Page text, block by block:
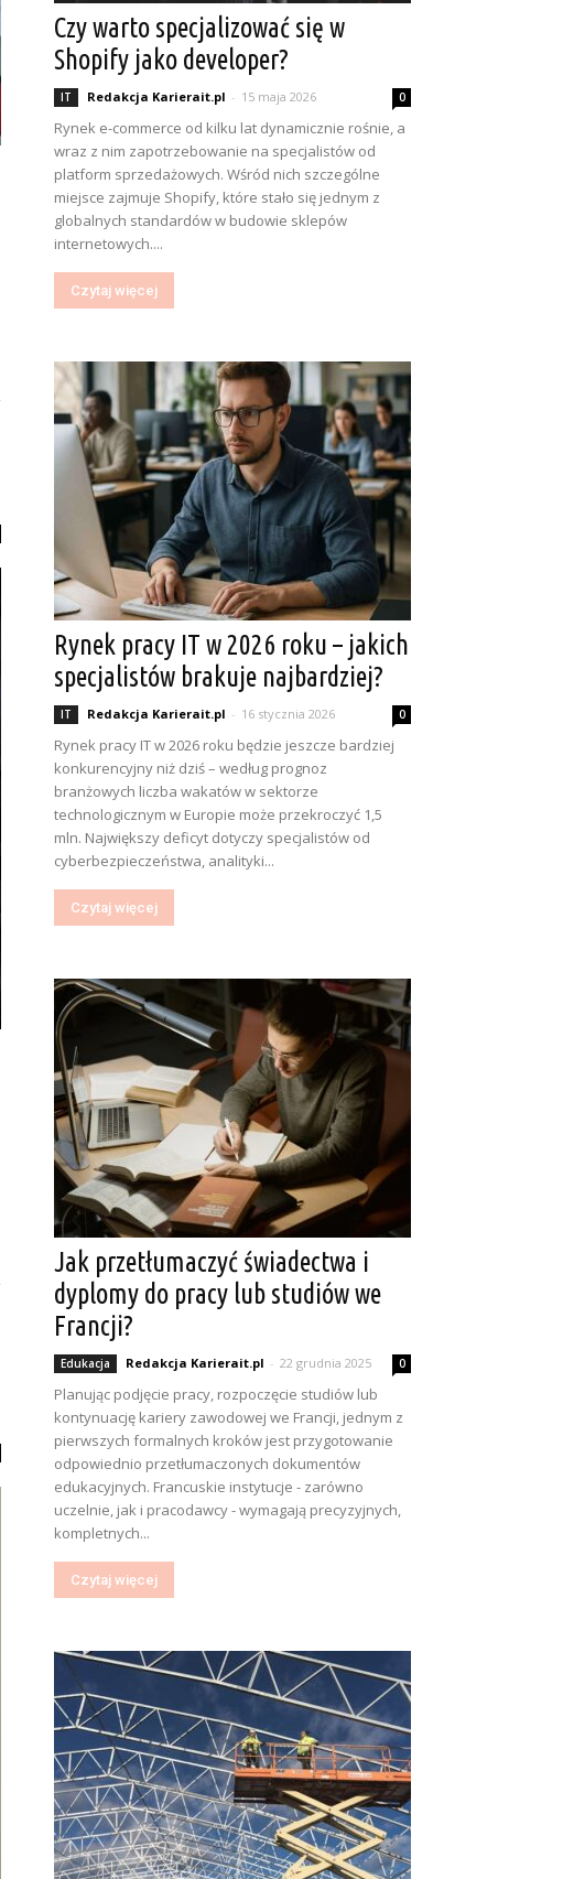
Czy warto specjalizować się w
Shopify jako developer?
IT Redakcja Karierait.pl - 15 maja 2026 0
Rynek e-commerce od kilku lat dynamicznie rośnie, a
wraz z nim zapotrzebowanie na specjalistów od
platform sprzedażowych. Wśród nich szczególne
miejsce zajmuje Shopify, które stało się jednym z
globalnych standardów w budowie sklepów
internetowych....
Czytaj więcej
Rynek pracy IT w 2026 roku – jakich
specjalistów brakuje najbardziej?
IT Redakcja Karierait.pl - 16 stycznia 2026 0
Rynek pracy IT w 2026 roku będzie jeszcze bardziej
konkurencyjny niż dziś – według prognoz
branżowych liczba wakatów w sektorze
technologicznym w Europie może przekroczyć 1,5
mln. Największy deficyt dotyczy specjalistów od
cyberbezpieczeństwa, analityki...
Czytaj więcej
Jak przetłumaczyć świadectwa i
dyplomy do pracy lub studiów we
Francji?
Edukacja Redakcja Karierait.pl - 22 grudnia 2025 0
Planując podjęcie pracy, rozpoczęcie studiów lub
kontynuację kariery zawodowej we Francji, jednym z
pierwszych formalnych kroków jest przygotowanie
odpowiednio przetłumaczonych dokumentów
edukacyjnych. Francuskie instytucje - zarówno
uczelnie, jak i pracodawcy - wymagają precyzyjnych,
kompletnych...
Czytaj więcej